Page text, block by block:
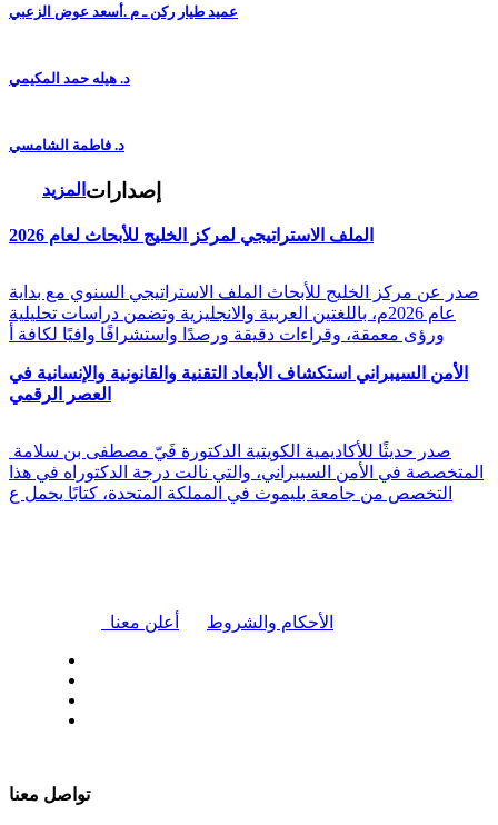
عميد طيار ركن ـ م .أسعد عوض الزعبي
د. هيله حمد المكيمي
د. فاطمة الشامسي
المزيد إصدارات
الملف الاستراتيجي لمركز الخليج للأبحاث لعام 2026
صدر عن مركز الخليج للأبحاث الملف الاستراتيجي السنوي مع بداية
عام 2026م، باللغتين العربية والانجليزية وتضمن دراسات تحليلية
ورؤى معمقة، وقراءات دقيقة ورصدًا واستشرافًا وافيًا لكافة أ
الأمن السيبراني استكشاف الأبعاد التقنية والقانونية والإنسانية في
العصر الرقمي
المتخصصة في الأمن السيبراني، والتي نالت درجة الدكتوراه في هذا
التخصص من جامعة بليموث في المملكة المتحدة، كتابًا يحمل ع
أعلن معنا الأحكام والشروط
تواصل معنا